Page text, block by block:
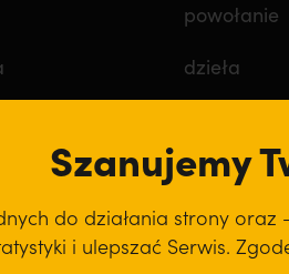
powołanie
dzieła
klasztory
kuria
Szanujemy
do działania strony
i ulepszać Serwis.